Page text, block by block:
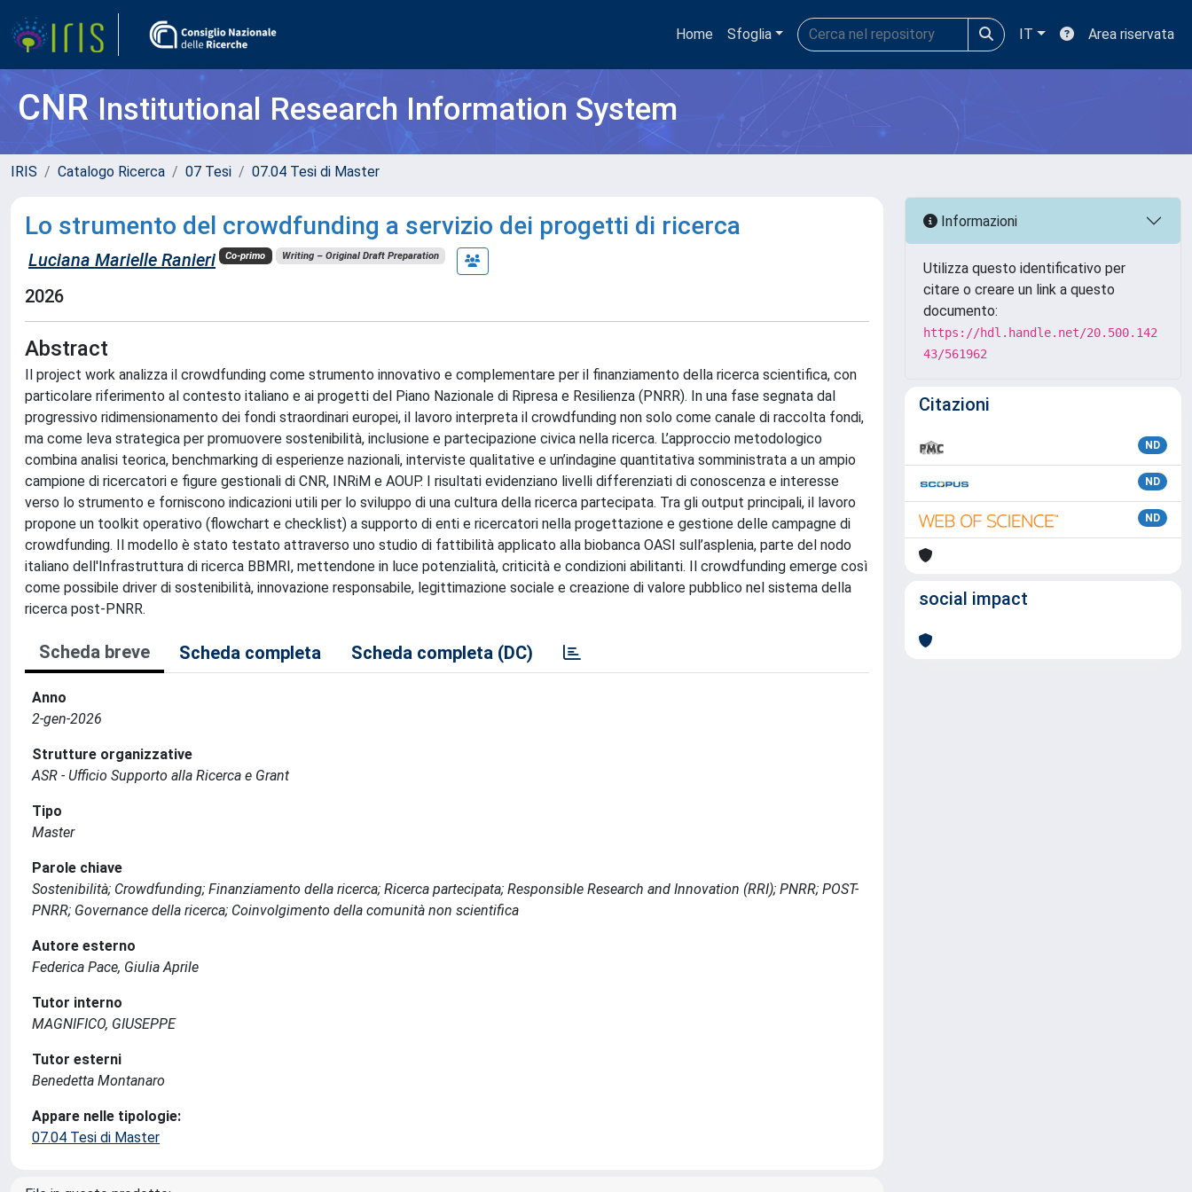
Home Sfoglia IT Area riservata
CNRInstitutional Research Information System
IRIS Catalogo Ricerca 07 Tesi 07.04 Tesi di Master
Lo strumento del crowdfunding a servizio dei progetti di ricerca
Luciana Marielle Ranieri Co-primo Writing – Original Draft Preparation
2026
Abstract
Il project work analizza il crowdfunding come strumento innovativo e complementare per il finanziamento della ricerca scientifica, con
particolare riferimento al contesto italiano e ai progetti del Piano Nazionale di Ripresa e Resilienza (PNRR). In una fase segnata dal
progressivo ridimensionamento dei fondi straordinari europei, il lavoro interpreta il crowdfunding non solo come canale di raccolta fondi,
ma come leva strategica per promuovere sostenibilità, inclusione e partecipazione civica nella ricerca. L’approccio metodologico
combina analisi teorica, benchmarking di esperienze nazionali, interviste qualitative e un’indagine quantitativa somministrata a un ampio
campione di ricercatori e figure gestionali di CNR, INRiM e AOUP. I risultati evidenziano livelli differenziati di conoscenza e interesse
verso lo strumento e forniscono indicazioni utili per lo sviluppo di una cultura della ricerca partecipata. Tra gli output principali, il lavoro
propone un toolkit operativo (flowchart e checklist) a supporto di enti e ricercatori nella progettazione e gestione delle campagne di
crowdfunding. Il modello è stato testato attraverso uno studio di fattibilità applicato alla biobanca OASI sull’asplenia, parte del nodo
italiano dell'Infrastruttura di ricerca BBMRI, mettendone in luce potenzialità, criticità e condizioni abilitanti. Il crowdfunding emerge così
come possibile driver di sostenibilità, innovazione responsabile, legittimazione sociale e creazione di valore pubblico nel sistema della
ricerca post-PNRR.
Scheda breve Scheda completa Scheda completa (DC)
Anno
2-gen-2026
Strutture organizzative
ASR - Ufficio Supporto alla Ricerca e Grant
Tipo
Master
Parole chiave
Sostenibilità; Crowdfunding; Finanziamento della ricerca; Ricerca partecipata; Responsible Research and Innovation (RRI); PNRR; POST-
PNRR; Governance della ricerca; Coinvolgimento della comunità non scientifica
Autore esterno
Federica Pace, Giulia Aprile
Tutor interno
MAGNIFICO, GIUSEPPE
Tutor esterni
Benedetta Montanaro
Appare nelle tipologie:
07.04 Tesi di Master
Informazioni
Utilizza questo identificativo per
citare o creare un link a questo
documento:
https://hdl.handle.net/20.500.142
43/561962
Citazioni
ND
ND
ND
social impact